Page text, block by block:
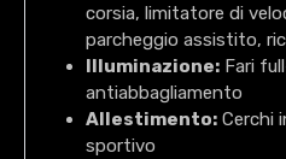
corsia, limitatore di
parcheggio assistito,
Illuminazione: Fari
antiabbagliamento
Allestimento: Cerchi
sportivo